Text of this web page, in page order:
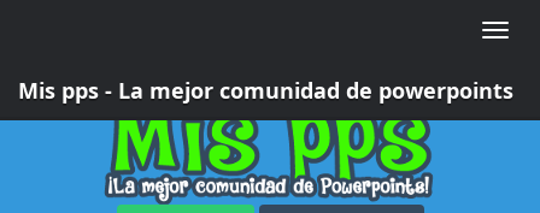
Toggle
Mis pps - La mejor comunidad de powerpoints